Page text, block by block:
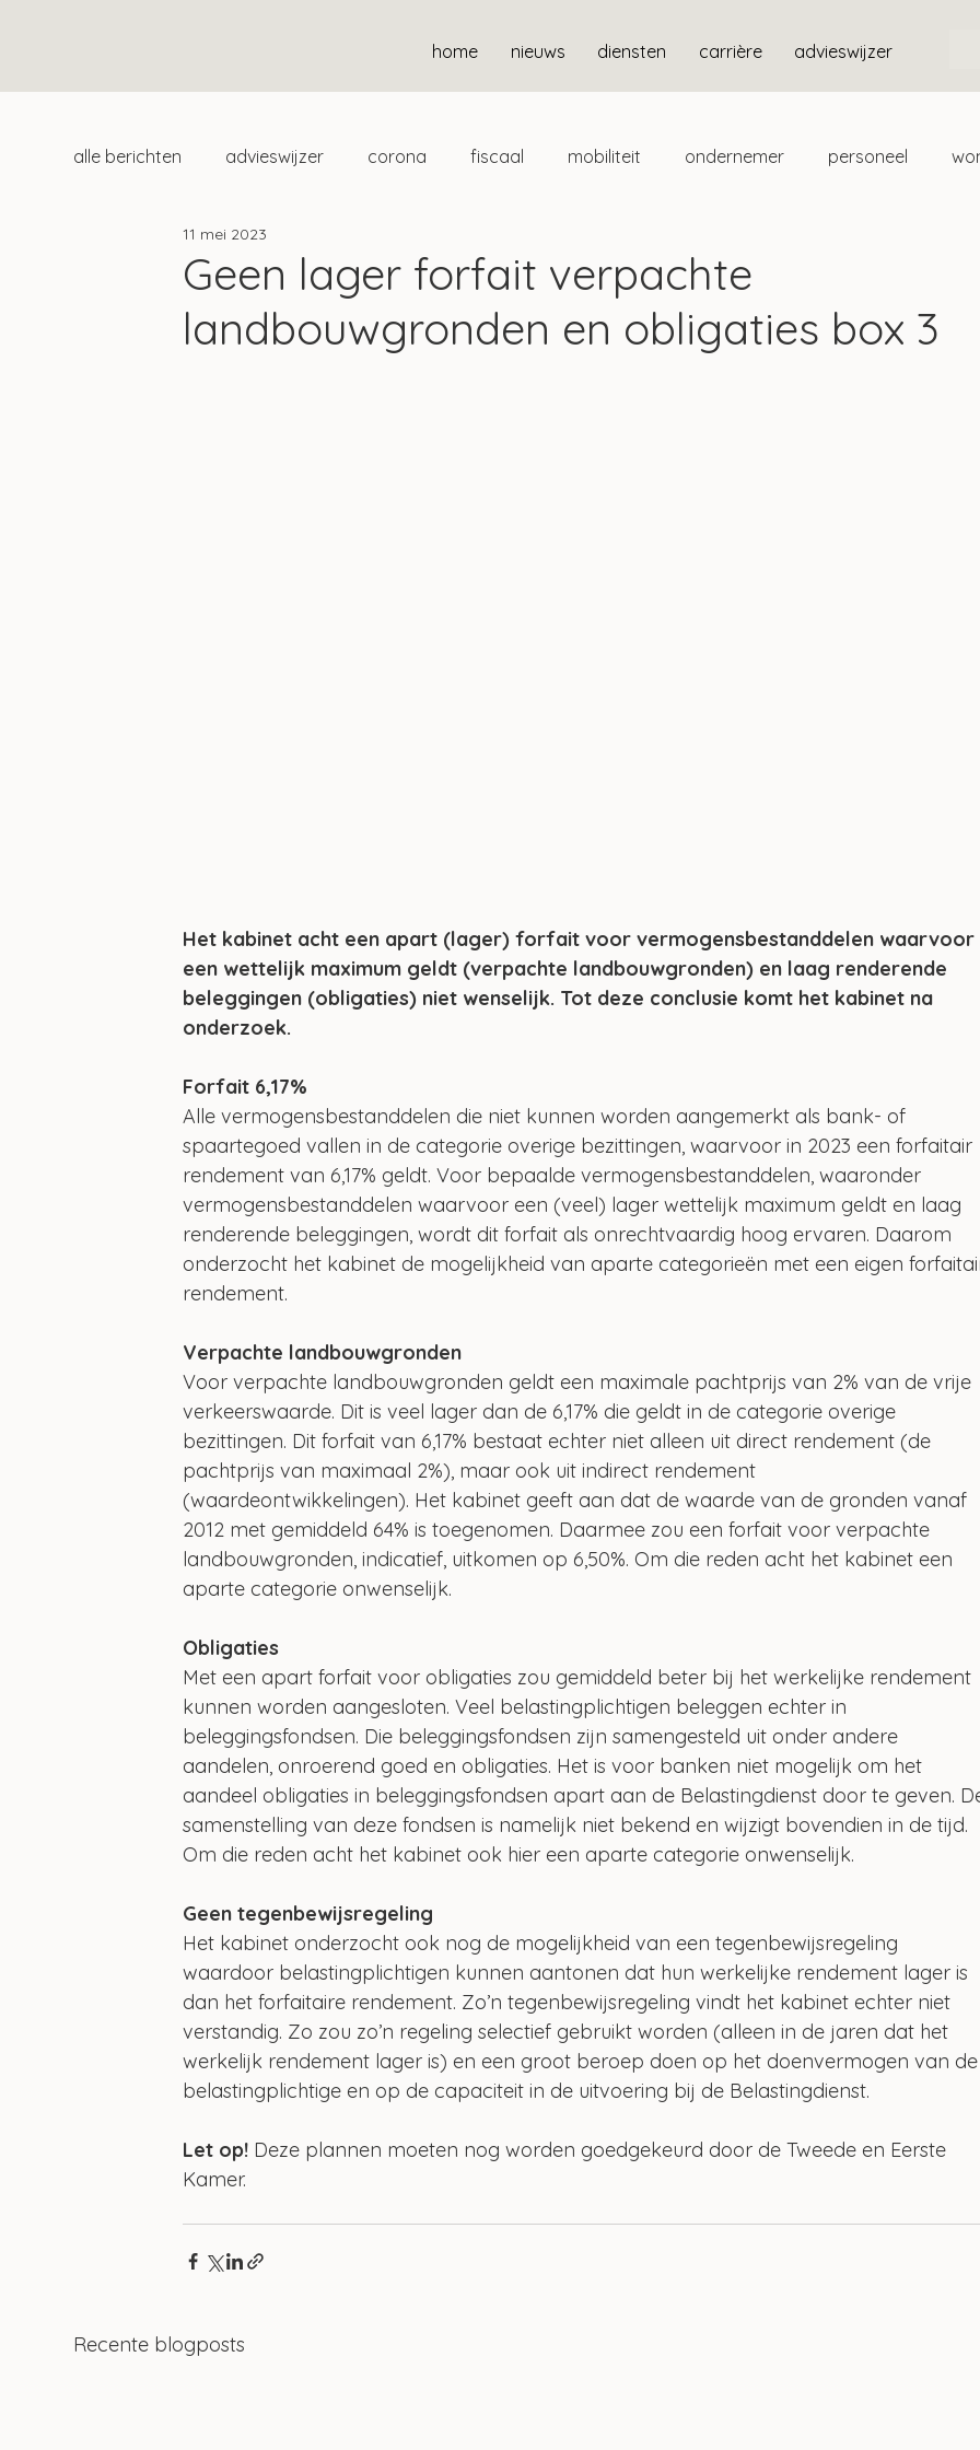
home nieuws diensten carrière advieswijzer
alle berichten advieswijzer corona fiscaal mobiliteit ondernemer personeel
duurzaam home
Geen lager forfait verpachte
landbouwgronden en obligaties box 3
11 mei 2023
Het kabinet acht een apart (lager) forfait voor vermogensbestanddelen waarvoor
een wettelijk maximum geldt (verpachte landbouwgronden) en laag renderende
beleggingen (obligaties) niet wenselijk. Tot deze conclusie komt het kabinet na
onderzoek.
Forfait 6,17%
Alle vermogensbestanddelen die niet kunnen worden aangemerkt als bank- of
spaartegoed vallen in de categorie overige bezittingen, waarvoor in 2023 een forfaitair
rendement van 6,17% geldt. Voor bepaalde vermogensbestanddelen, waaronder
vermogensbestanddelen waarvoor een (veel) lager wettelijk maximum geldt en laag
renderende beleggingen, wordt dit forfait als onrechtvaardig hoog ervaren. Daarom
onderzocht het kabinet de mogelijkheid van aparte categorieën met een eigen
rendement.
Verpachte landbouwgronden
Voor verpachte landbouwgronden geldt een maximale pachtprijs van 2% van de vrije
verkeerswaarde. Dit is veel lager dan de 6,17% die geldt in de categorie overige
bezittingen. Dit forfait van 6,17% bestaat echter niet alleen uit direct rendement (de
pachtprijs van maximaal 2%), maar ook uit indirect rendement
(waardeontwikkelingen). Het kabinet geeft aan dat de waarde van de gronden vanaf
2012 met gemiddeld 64% is toegenomen. Daarmee zou een forfait voor verpachte
landbouwgronden, indicatief, uitkomen op 6,50%. Om die reden acht het kabinet een
aparte categorie onwenselijk.
Obligaties
Met een apart forfait voor obligaties zou gemiddeld beter bij het werkelijke rendement
kunnen worden aangesloten. Veel belastingplichtigen beleggen echter in
beleggingsfondsen. Die beleggingsfondsen zijn samengesteld uit onder andere
aandelen, onroerend goed en obligaties. Het is voor banken niet mogelijk om het
aandeel obligaties in beleggingsfondsen apart aan de Belastingdienst door te geven.
samenstelling van deze fondsen is namelijk niet bekend en wijzigt bovendien in de tijd.
Om die reden acht het kabinet ook hier een aparte categorie onwenselijk.
Geen tegenbewijsregeling
Het kabinet onderzocht ook nog de mogelijkheid van een tegenbewijsregeling
waardoor belastingplichtigen kunnen aantonen dat hun werkelijke rendement lager is
dan het forfaitaire rendement. Zo’n tegenbewijsregeling vindt het kabinet echter niet
verstandig. Zo zou zo’n regeling selectief gebruikt worden (alleen in de jaren dat het
werkelijk rendement lager is) en een groot beroep doen op het doenvermogen van
belastingplichtige en op de capaciteit in de uitvoering bij de Belastingdienst.
Let op! Deze plannen moeten nog worden goedgekeurd door de Tweede en Eerste
Kamer.
Recente blogposts